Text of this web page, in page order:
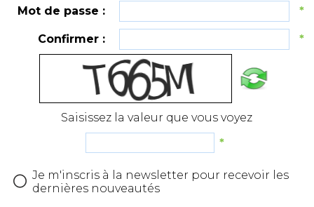
Mot de passe : *
Confirmer : *
Saisissez la valeur que vous voyez
*
Je m'inscris à la newsletter pour recevoir les
dernières nouveautés